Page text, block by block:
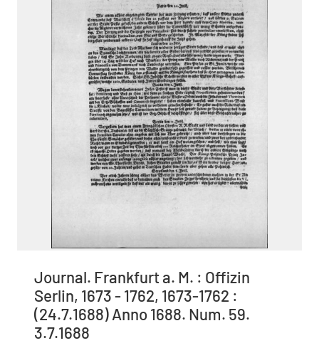
Journal. Frankfurt a. M. : Offizin
Serlin, 1673 - 1762, 1673-1762 :
(24.7.1688) Anno 1688. Num. 59.
3.7.1688